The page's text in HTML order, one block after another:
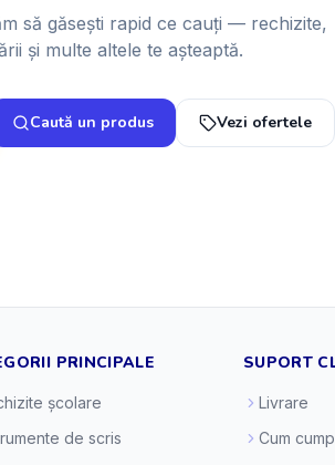
să găsești rapid ce cauți — rechizite,
și multe altele te așteaptă.
Caută un produs Vezi ofertele
PRINCIPALE
școlare
de scris
SUPORT
Livrare
Cum